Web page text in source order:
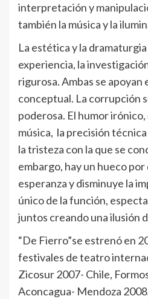
interpretación y
también la música y la
La estética y la
experiencia, la
rigurosa. Ambas se apoyan
conceptual. La corrupción
poderosa. El humor
música, la precisión
la tristeza con la que se
embargo, hay un hueco por
esperanza y disminuye la
único de la función,
juntos creando una ilusión
“De Fierro”se estrenó en
festivales de teatro
Zicosur 2007- Chile,
Aconcagua- Mendoza